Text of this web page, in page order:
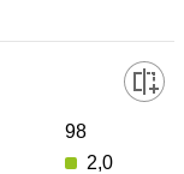
98
2,0